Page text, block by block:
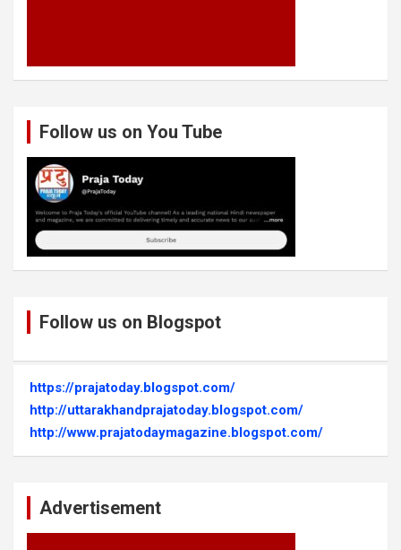
Follow us on You Tube
Follow us on Blogspot
https://prajatoday.blogspot.com/
http://uttarakhandprajatoday.blogspot.com/
http://www.prajatodaymagazine.blogspot.com/
Advertisement